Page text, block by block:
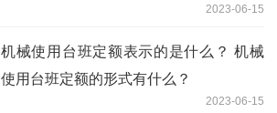
2023-06-15
机械使用台班定额表示的是什么？ 机械
使用台班定额的形式有什么？
2023-06-15